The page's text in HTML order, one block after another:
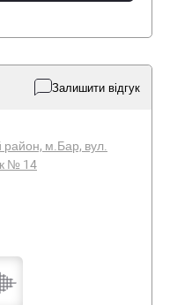
Залишити відгук
район, м.Бар, вул.
№ 14